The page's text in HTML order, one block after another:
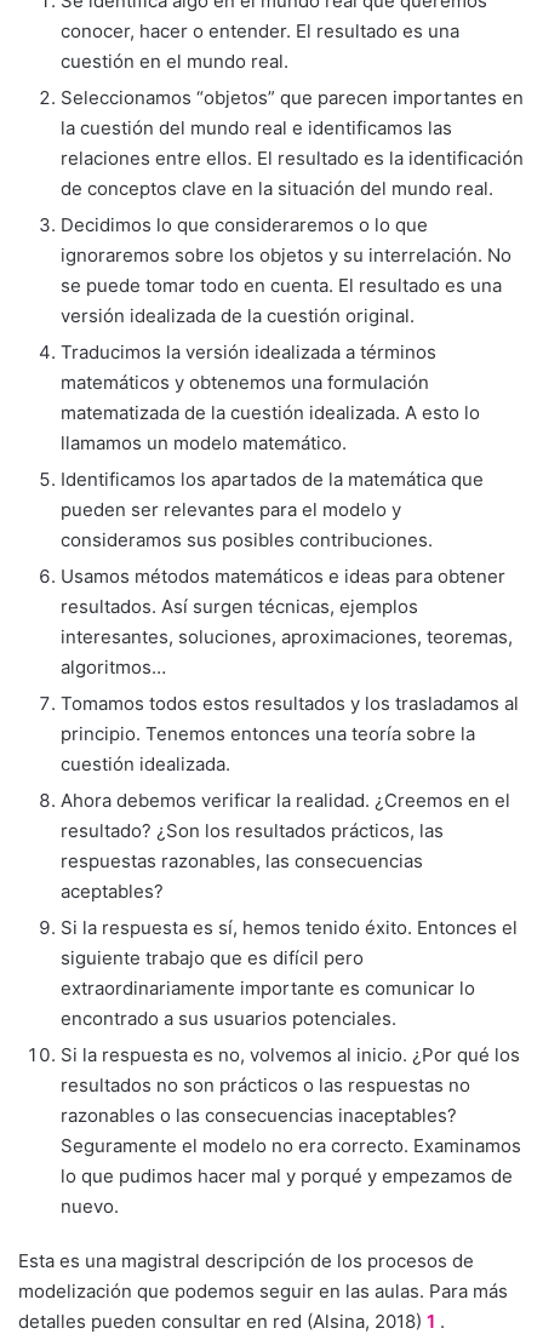
conocer, hacer o entender. El resultado es una
cuestión en el mundo real.
Seleccionamos “objetos” que parecen importantes en
la cuestión del mundo real e identificamos las
relaciones entre ellos. El resultado es la identificación
de conceptos clave en la situación del mundo real.
Decidimos lo que consideraremos o lo que
ignoraremos sobre los objetos y su interrelación. No
se puede tomar todo en cuenta. El resultado es una
versión idealizada de la cuestión original.
Traducimos la versión idealizada a términos
matemáticos y obtenemos una formulación
matematizada de la cuestión idealizada. A esto lo
llamamos un modelo matemático.
Identificamos los apartados de la matemática que
pueden ser relevantes para el modelo y
consideramos sus posibles contribuciones.
Usamos métodos matemáticos e ideas para obtener
resultados. Así surgen técnicas, ejemplos
interesantes, soluciones, aproximaciones, teoremas,
algoritmos…
Tomamos todos estos resultados y los trasladamos al
principio. Tenemos entonces una teoría sobre la
cuestión idealizada.
Ahora debemos verificar la realidad. ¿Creemos en el
resultado? ¿Son los resultados prácticos, las
respuestas razonables, las consecuencias
aceptables?
Si la respuesta es sí, hemos tenido éxito. Entonces el
siguiente trabajo que es difícil pero
extraordinariamente importante es comunicar lo
encontrado a sus usuarios potenciales.
Si la respuesta es no, volvemos al inicio. ¿Por qué los
resultados no son prácticos o las respuestas no
razonables o las consecuencias inaceptables?
Seguramente el modelo no era correcto. Examinamos
lo que pudimos hacer mal y porqué y empezamos de
nuevo.
Esta es una magistral descripción de los procesos de
modelización que podemos seguir en las aulas. Para más
detalles pueden consultar en red (Alsina, 2018) 1 .